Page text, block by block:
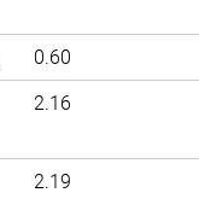
0.60
2.16
2.19